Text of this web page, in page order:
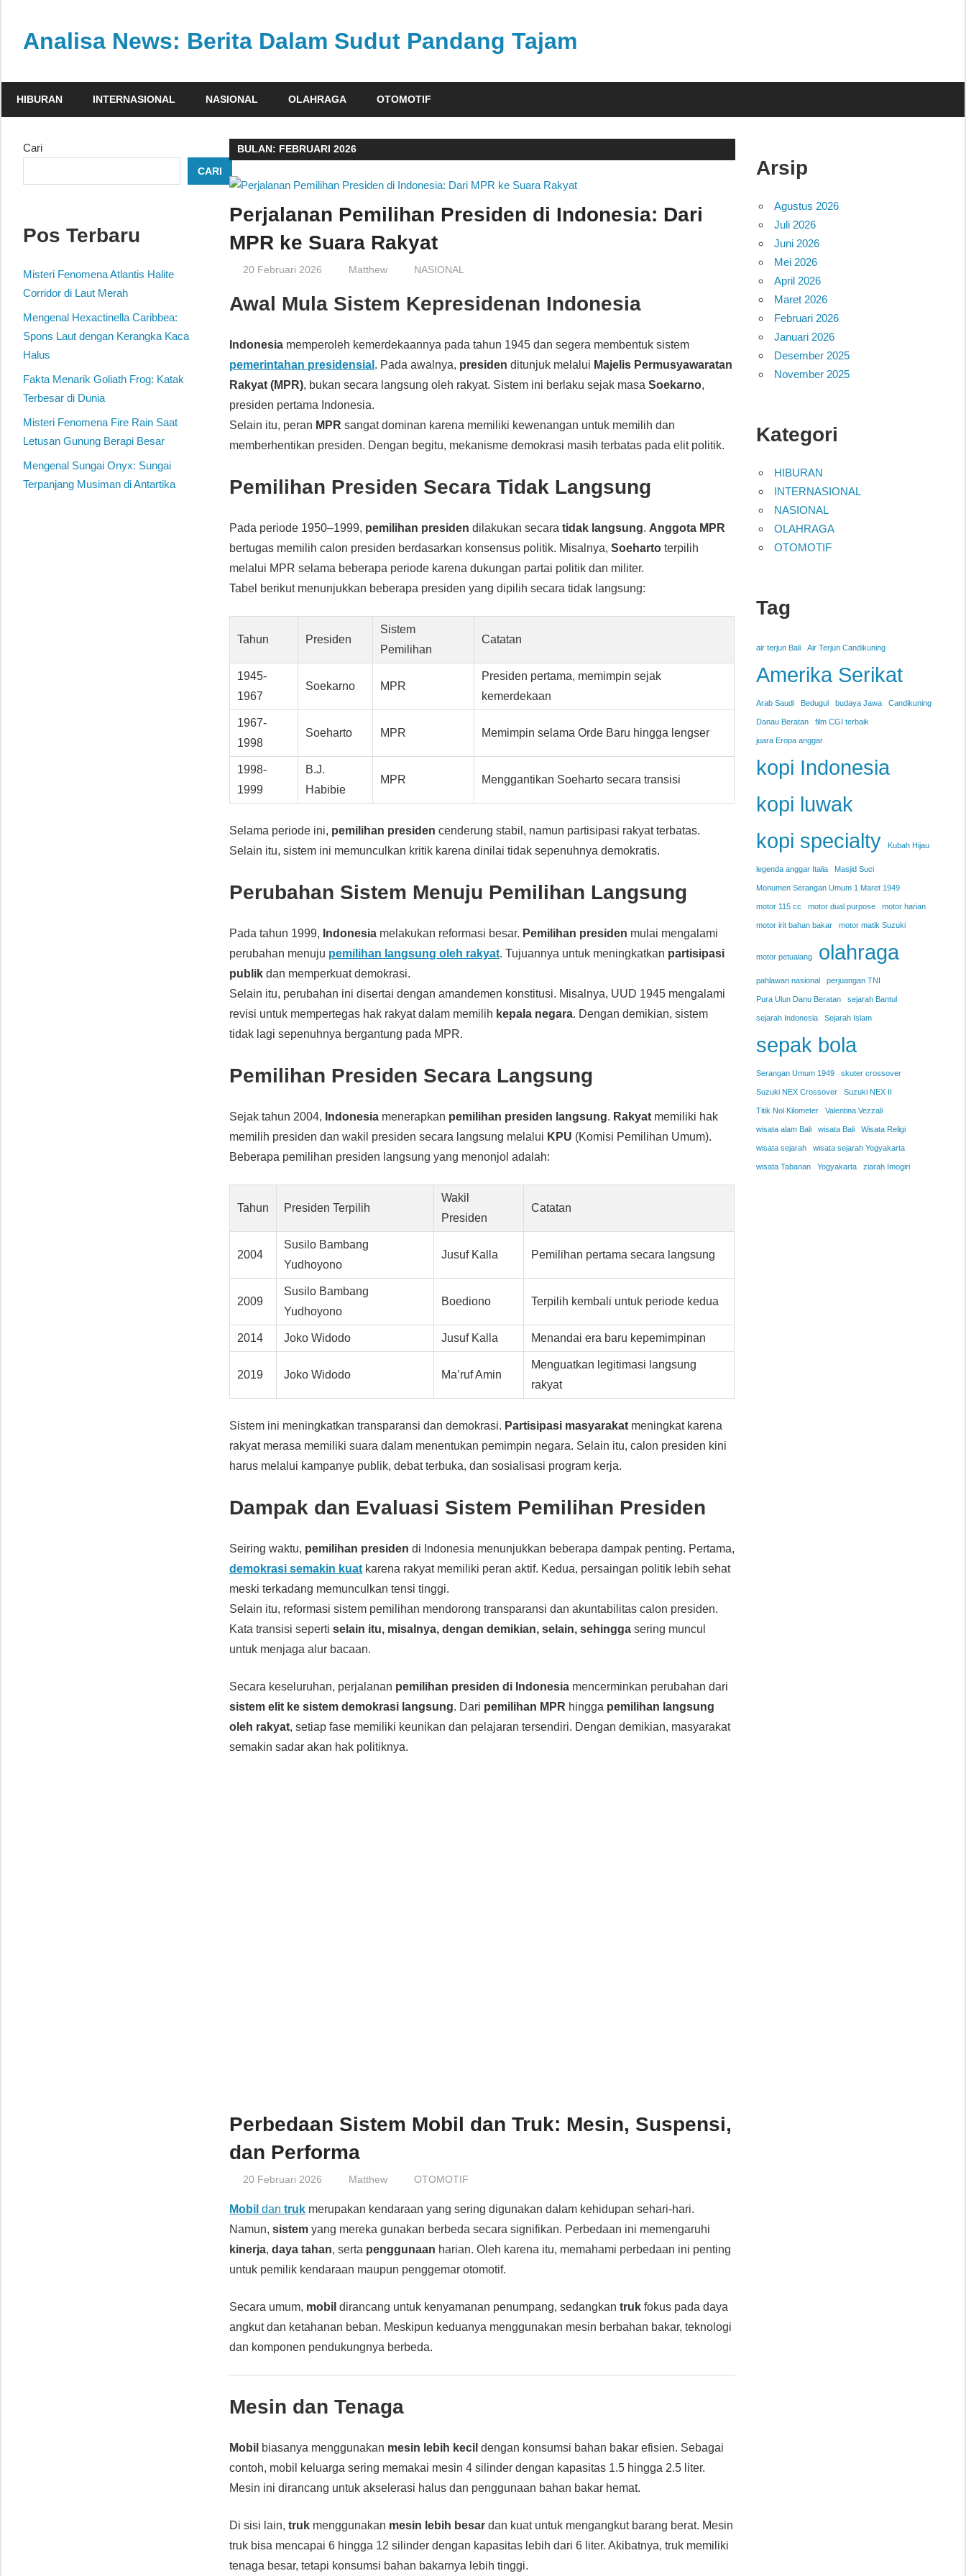
contentAnalisa News: Berita Dalam Sudut Pandang Tajam
dan
dari
politik,
HIBURAN INTERNASIONAL NASIONAL OLAHRAGA OTOMOTIF
BULAN: FEBRUARI 2026
Perjalanan Pemilihan Presiden di Indonesia: Dari
MPR ke Suara Rakyat
20 Februari 2026 Matthew NASIONAL
Awal Mula Sistem Kepresidenan Indonesia
Indonesia memperoleh kemerdekaannya pada tahun 1945 dan segera membentuk sistem
pemerintahan presidensial . Pada awalnya, presiden ditunjuk melalui Majelis Permusyawaratan
Rakyat (MPR), bukan secara langsung oleh rakyat. Sistem ini berlaku sejak masaSoekarno,
presiden pertama Indonesia.
Selain itu, peran MPR sangat dominan karena memiliki kewenangan untuk memilih dan
memberhentikan presiden. Dengan begitu, mekanisme demokrasi masih terbatas pada elit politik.
Pemilihan Presiden Secara Tidak Langsung
Pada periode 1950–1999, pemilihan presiden dilakukan secaratidak langsung. Anggota MPR
bertugas memilih calon presiden berdasarkan konsensus politik. Misalnya,Soeharto terpilih
melalui MPR selama beberapa periode karena dukungan partai politik dan militer.
Tabel berikut menunjukkan beberapa presiden yang dipilih secara tidak langsung:
Tahun Presiden
Sistem
Pemilihan
Catatan
1945-
1967
Soekarno MPR
Presiden pertama, memimpin sejak
kemerdekaan
1967-
1998
Soeharto MPR Memimpin selama Orde Baru hingga lengser
1998-
1999
B.J.
Habibie
MPR Menggantikan Soeharto secara transisi
Selama periode ini, pemilihan presiden cenderung stabil, namun partisipasi rakyat terbatas.
Selain itu, sistem ini memunculkan kritik karena dinilai tidak sepenuhnya demokratis.
Perubahan Sistem Menuju Pemilihan Langsung
Pada tahun 1999, Indonesia melakukan reformasi besar. Pemilihan presiden mulai mengalami
perubahan menuju pemilihan langsung oleh rakyat. Tujuannya untuk meningkatkan partisipasi
publik dan memperkuat demokrasi.
Selain itu, perubahan ini disertai dengan amandemen konstitusi. Misalnya, UUD 1945 mengalami
revisi untuk mempertegas hak rakyat dalam memilih kepala negara. Dengan demikian, sistem
tidak lagi sepenuhnya bergantung pada MPR.
Pemilihan Presiden Secara Langsung
Sejak tahun 2004, Indonesia menerapkan pemilihan presiden langsung. Rakyat memiliki hak
memilih presiden dan wakil presiden secara langsung melalui KPU (Komisi Pemilihan Umum).
Beberapa pemilihan presiden langsung yang menonjol adalah:
Tahun Presiden Terpilih
Wakil
Presiden
Catatan
2004
Susilo Bambang
Yudhoyono
Jusuf Kalla Pemilihan pertama secara langsung
2009
Susilo Bambang
Yudhoyono
Boediono Terpilih kembali untuk periode kedua
2014 Joko Widodo Jusuf Kalla Menandai era baru kepemimpinan
2019 Joko Widodo Ma’ruf Amin
Menguatkan legitimasi langsung
rakyat
Sistem ini meningkatkan transparansi dan demokrasi. Partisipasi masyarakat meningkat karena
rakyat merasa memiliki suara dalam menentukan pemimpin negara. Selain itu, calon presiden kini
harus melalui kampanye publik, debat terbuka, dan sosialisasi program kerja.
Dampak dan Evaluasi Sistem Pemilihan Presiden
Seiring waktu, pemilihan presiden di Indonesia menunjukkan beberapa dampak penting. Pertama,
demokrasi semakin kuat karena rakyat memiliki peran aktif. Kedua, persaingan politik lebih sehat
meski terkadang memunculkan tensi tinggi.
Selain itu, reformasi sistem pemilihan mendorong transparansi dan akuntabilitas calon presiden.
Kata transisi sepertiselain itu, misalnya, dengan demikian, selain, sehingga sering muncul
untuk menjaga alur bacaan.
Secara keseluruhan, perjalanan pemilihan presiden di Indonesia mencerminkan perubahan dari
sistem elit ke sistem demokrasi langsung. Dari pemilihan MPR hingga pemilihan langsung
oleh rakyat, setiap fase memiliki keunikan dan pelajaran tersendiri. Dengan demikian, masyarakat
semakin sadar akan hak politiknya.
Perbedaan Sistem Mobil dan Truk: Mesin, Suspensi,
dan Performa
20 Februari 2026 Matthew OTOMOTIF
Mobil dantruk merupakan kendaraan yang sering digunakan dalam kehidupan sehari-hari.
Namun,sistem yang mereka gunakan berbeda secara signifikan. Perbedaan ini memengaruhi
kinerja,daya tahan, serta penggunaan harian. Oleh karena itu, memahami perbedaan ini penting
untuk pemilik kendaraan maupun penggemar otomotif.
Secara umum, mobil dirancang untuk kenyamanan penumpang, sedangkantruk fokus pada daya
angkut dan ketahanan beban. Meskipun keduanya menggunakan mesin berbahan bakar, teknologi
dan komponen pendukungnya berbeda.
Mesin dan Tenaga
Mobil biasanya menggunakan mesin lebih kecil dengan konsumsi bahan bakar efisien. Sebagai
contoh, mobil keluarga sering memakai mesin 4 silinder dengan kapasitas 1.5 hingga 2.5 liter.
Mesin ini dirancang untuk akselerasi halus dan penggunaan bahan bakar hemat.
Di sisi lain,truk menggunakan mesin lebih besar dan kuat untuk mengangkut barang berat. Mesin
truk bisa mencapai 6 hingga 12 silinder dengan kapasitas lebih dari 6 liter. Akibatnya, truk memiliki
tenaga besar, tetapi konsumsi bahan bakarnya lebih tinggi.
Cari
CARI
Pos Terbaru
Misteri Fenomena Atlantis Halite
Corridor di Laut Merah
Mengenal Hexactinella Caribbea:
Spons Laut dengan Kerangka Kaca
Halus
Fakta Menarik Goliath Frog: Katak
Terbesar di Dunia
Misteri Fenomena Fire Rain Saat
Letusan Gunung Berapi Besar
Mengenal Sungai Onyx: Sungai
Terpanjang Musiman di Antartika
Arsip
Agustus 2026
Juli 2026
Juni 2026
Mei 2026
April 2026
Maret 2026
Februari 2026
Januari 2026
Desember 2025
November 2025
Kategori
HIBURAN
INTERNASIONAL
NASIONAL
OLAHRAGA
OTOMOTIF
Tag
air terjun Bali Air Terjun Candikuning
Amerika Serikat
Arab Saudi Bedugul budaya Jawa Candikuning
Danau Beratan film CGI terbaik
juara Eropa anggar
kopi Indonesia
kopi luwak
kopi specialty
Kubah Hijau
legenda anggar Italia Masjid Suci
Monumen Serangan Umum 1 Maret 1949
motor 115 cc motor dual purpose motor harian
motor irit bahan bakar motor matik Suzuki
motor petualang olahraga
pahlawan nasional perjuangan TNI
Pura Ulun Danu Beratan sejarah Bantul
sejarah Indonesia Sejarah Islam
sepak bola
Serangan Umum 1949 skuter crossover
Suzuki NEX Crossover Suzuki NEX II
Titik Nol Kilometer Valentina Vezzali
wisata alam Bali wisata Bali Wisata Religi
wisata sejarah wisata sejarah Yogyakarta
wisata Tabanan Yogyakarta ziarah Imogiri